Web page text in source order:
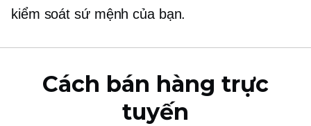
kiểm soát sứ mệnh của bạn.
Cách bán hàng trực
tuyến